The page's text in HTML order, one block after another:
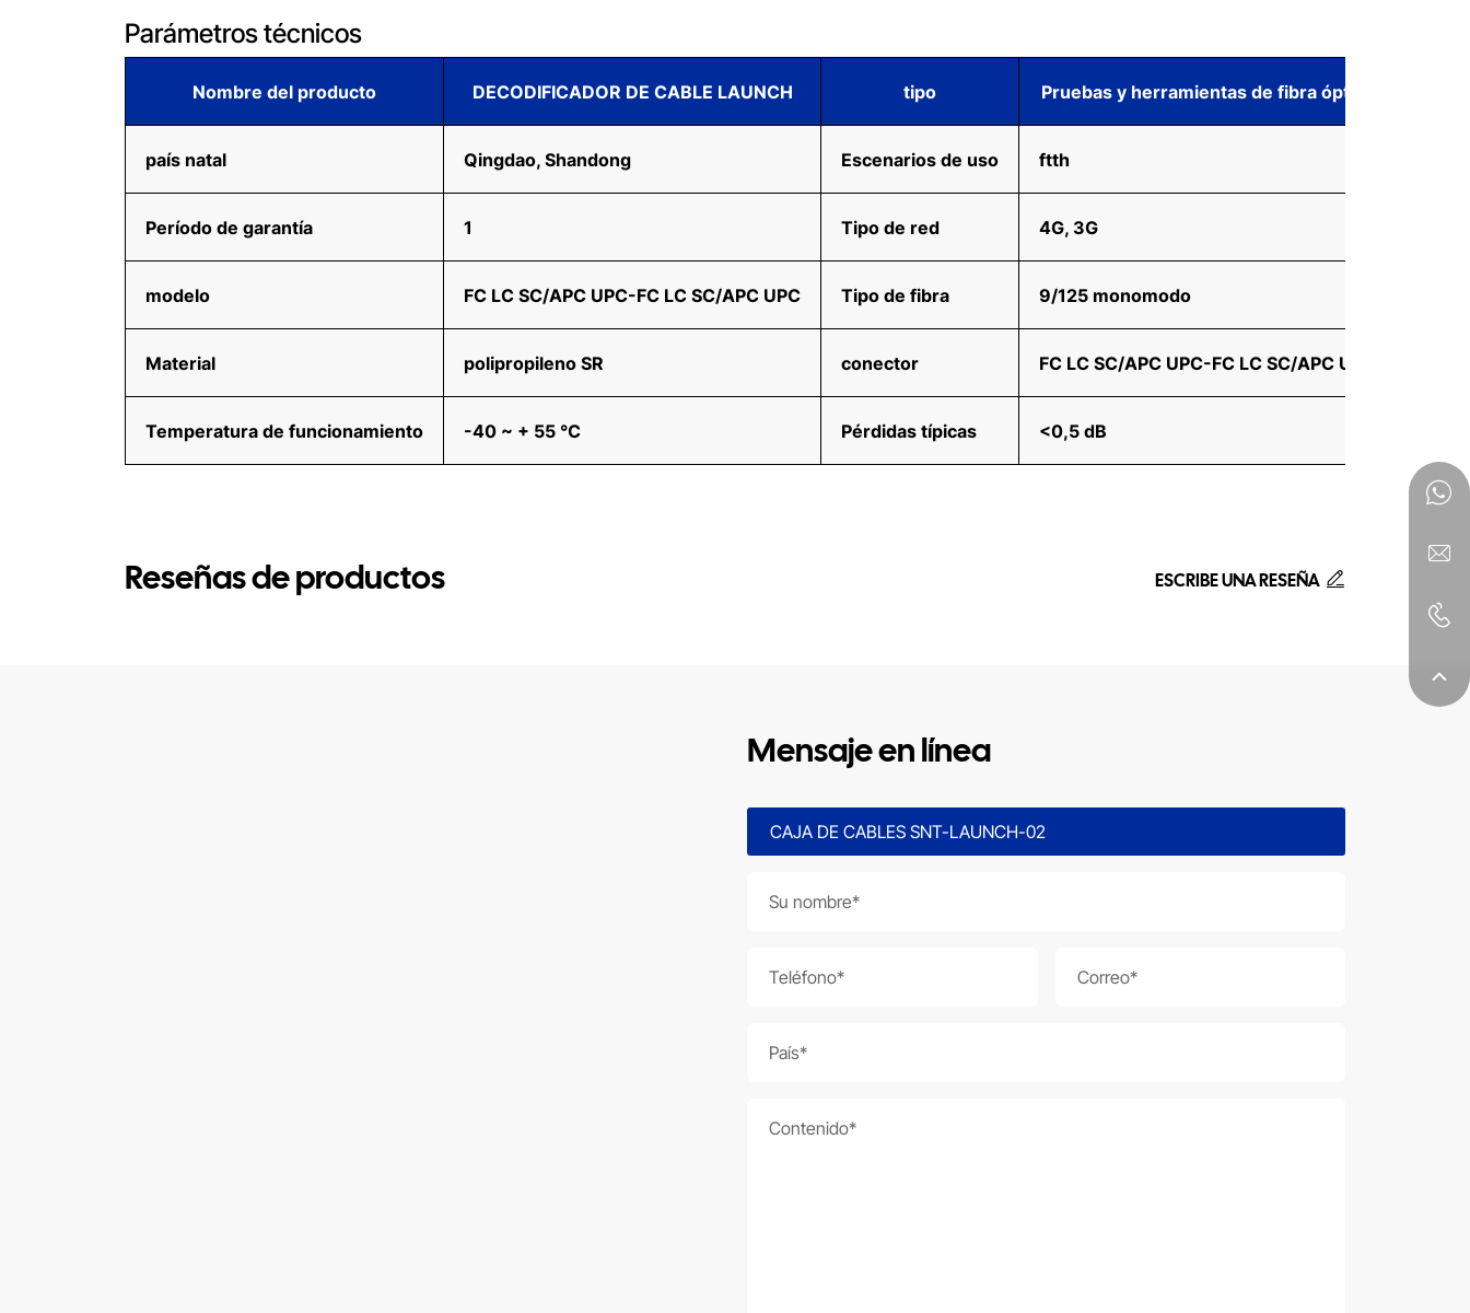
Parámetros técnicos
Nombre del producto DECODIFICADOR DE CABLE LAUNCH tipo Pruebas y herramientas de fibra óptica
país natal Qingdao, Shandong Escenarios de uso ftth
Período de garantía 1 Tipo de red 4G, 3G
modelo FC LC SC/APC UPC-FC LC SC/APC UPC Tipo de fibra 9/125 monomodo
Material polipropileno SR conector FC LC SC/APC UPC-FC LC SC/APC UPC
Temperatura de funcionamiento -40 ~ + 55 °C Pérdidas típicas <0,5 dB
Reseñas de productos ESCRIBE UNA RESEÑA
Mensaje en línea